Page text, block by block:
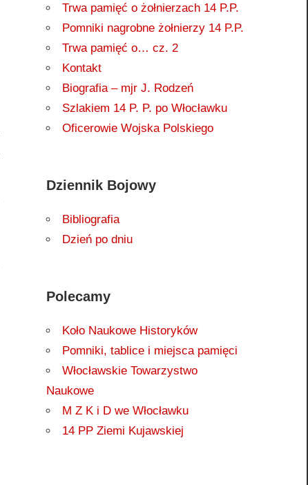
Trwa pamięć o żołnierzach 14 P.P.
Pomniki nagrobne żołnierzy 14 P.P.
Trwa pamięć o… cz. 2
Kontakt
Biografia – mjr J. Rodzeń
Szlakiem 14 P. P. po Włocławku
Oficerowie Wojska Polskiego
Dziennik Bojowy
Bibliografia
Dzień po dniu
Polecamy
Koło Naukowe Historyków
Pomniki, tablice i miejsca pamięci
Włocławskie Towarzystwo
Naukowe
M Z K i D we Włocławku
14 PP Ziemi Kujawskiej